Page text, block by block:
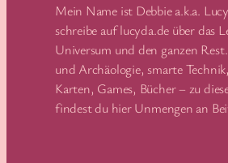
Mein Name ist Debbie a.k.a.
schreibe auf lucyda.de über das
Universum und den ganzen
und Archäologie, smarte
Karten, Games, Bücher – zu
findest du hier Unmengen an